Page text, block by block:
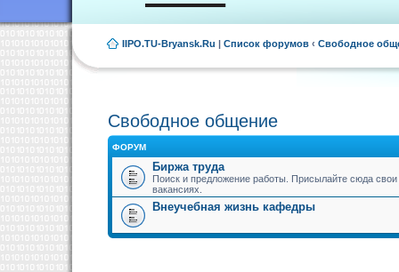
IIPO.TU-Bryansk.Ru | Список форумов ‹ Свободное
Свободное общение
ФОРУМ
Биржа труда
Поиск и предложение работы. Присылайте сюда
вакансиях.
Внеучебная жизнь кафедры